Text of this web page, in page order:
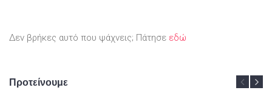
Δεν βρήκες αυτό που ψάχνεις; Πάτησε εδώ
Προτείνουμε